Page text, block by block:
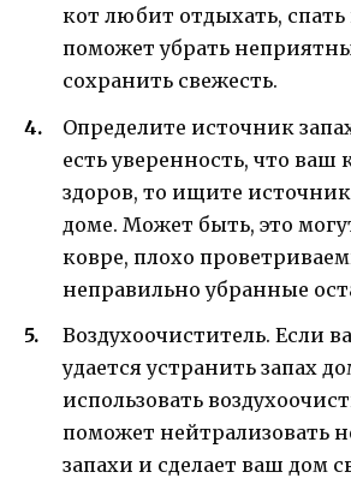
кот любит отдыхать, спать
поможет убрать
сохранить свежесть.
Определите источник
есть уверенность, что ваш
здоров, то ищите источник
доме. Может быть, это
ковре, плохо
неправильно убранные
Воздухоочиститель. Если
удается устранить запах
использовать
поможет нейтрализовать
запахи и сделает ваш дом